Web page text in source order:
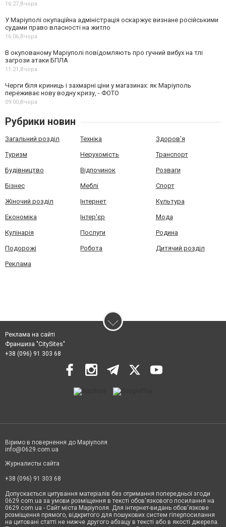
16:27,Вчора
У Маріуполі окупаційна адміністрація оскаржує визнане російськими
судами право власності на житло
16:06,Вчора
В окупованому Маріуполі повідомляють про гучний вибух на тлі
загрози атаки БПЛА
11:21,Вчора
Черги біля криниць і захмарні ціни у магазинах: як Маріуполь
переживає нову водну кризу, - ФОТО
09:00,Вчора
Рубрики новин
Загальний розділ Техніка Здоров'я
Туризм Нерухомість Транспорт
Будівництво Відпочинок Розваги
Бізнес Меблі Спорт
Жіночий розділ Інтернет Культура
Економіка Інтер'єр Мода
Кулінарія Послуги Родина
Подорожі Робота Дитячий розділ
Реклама
Реклама на сайті
Франшиза "CitySites"
+38 (096) 91 303 68
Віримо в повернення до Маріуполя
info@0629.com.ua
Журналисты сайта
+38 (096) 91 303 68
Допускається цитування матеріалів без отримання попередньої згоди
0629.com.ua за умови розміщення в тексті обов'язкового посилання на
0629.com.ua - Сайт міста Маріуполя. Для інтернет-видань обов'язкове
розміщення прямого, відкритого для пошукових систем гіперпосилання
на цитовані статті не нижче другого абзацу в тексті або в якості джерела.